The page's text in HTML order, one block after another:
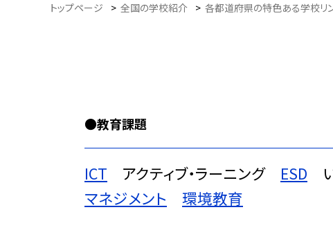
トップページ > 全国の学校紹介 > 各都道府県の特色ある学校リ
●教育課題
ICT アクティブ・ラーニング ESD
マネジメント
環境教育